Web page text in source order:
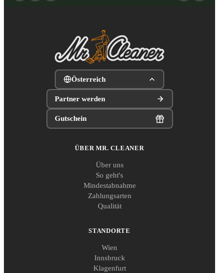
Österreich
Partner werden
Gutschein
ÜBER MR. CLEANER
Über uns
So geht's
Mindestabnahme
Zahlungsarten
Qualität
STANDORTE
Wien
Innsbruck
Klagenfurt